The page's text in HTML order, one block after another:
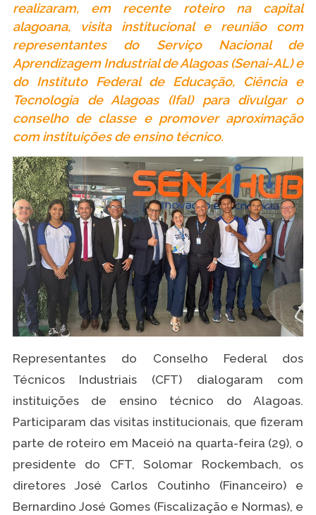
realizaram, em recente roteiro na capital
alagoana, visita institucional e reunião com
representantes do Serviço Nacional de
Aprendizagem Industrial de Alagoas (Senai-AL) e
do Instituto Federal de Educação, Ciência e
Tecnologia de Alagoas (Ifal) para divulgar o
conselho de classe e promover aproximação
com instituições de ensino técnico.
Representantes do Conselho Federal dos
Técnicos Industriais (CFT) dialogaram com
instituições de ensino técnico do Alagoas.
Participaram das visitas institucionais, que fizeram
parte de roteiro em Maceió na quarta-feira (29), o
presidente do CFT, Solomar Rockembach, os
diretores José Carlos Coutinho (Financeiro) e
Bernardino José Gomes (Fiscalização e Normas), e